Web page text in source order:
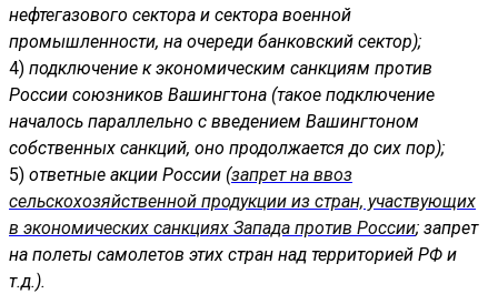
нефтегазового сектора и сектора военной
промышленности, на очереди банковский сектор);
4) подключение к экономическим санкциям против
России союзников Вашингтона (такое подключение
началось параллельно с введением Вашингтоном
собственных санкций, оно продолжается до сих пор);
5) ответные акции России (запрет на ввоз
сельскохозяйственной продукции из стран, участвующих
в экономических санкциях Запада против России; запрет
на полеты самолетов этих стран над территорией РФ и
т.д.).